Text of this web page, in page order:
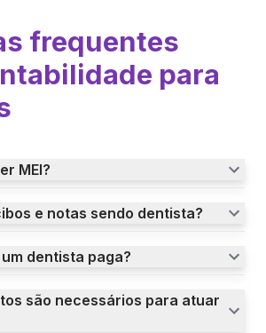
frequentes
para
MEI?
e notas sendo dentista?
dentista paga?
são necessários para atuar